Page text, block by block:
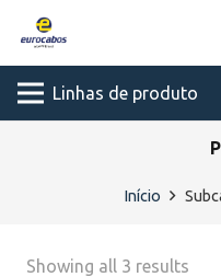
Linhas de produto
Início
Showing all 3 results